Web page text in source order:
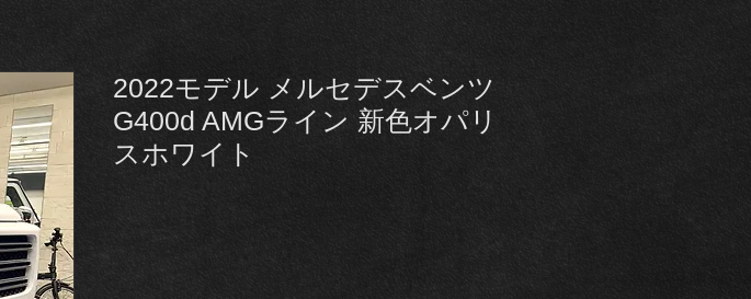
2022モデル メルセデスベンツ
G400d AMGライン 新色オパリ
スホワイト